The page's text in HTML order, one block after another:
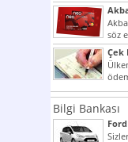
söz
Çek
Bilgi Bankası